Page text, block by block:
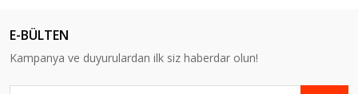
E-BÜLTEN
Kampanya ve duyurulardan ilk siz haberdar olun!